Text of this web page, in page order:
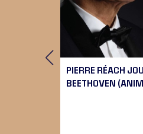
PIERRE RÉACH
BEETHOVEN